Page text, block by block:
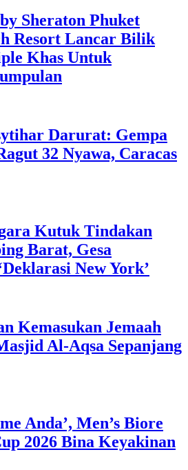
Sheraton Phuket
Resort Lancar Bilik
Khas Untuk
Darurat: Gempa
32 Nyawa, Caracas
Kutuk Tindakan
Barat, Gesa
New York’
Kemasukan Jemaah
Al-Aqsa Sepanjang
Anda’, Men’s Biore
2026 Bina Keyakinan